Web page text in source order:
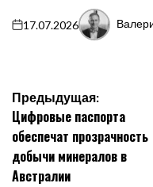
on
17.07.2026
Запись
Навигация
по
записям
Предыдущая:
Цифровые паспорта
обеспечат прозрачность
добычи минералов в
Австралии